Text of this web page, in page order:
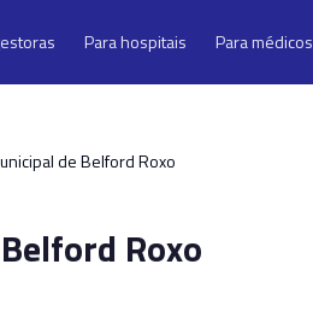
Para hospitais Para médicos
de Belford Roxo
Roxo